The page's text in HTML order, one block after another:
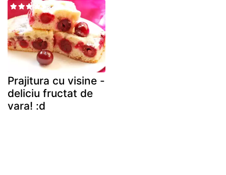
Prajitura cu visine -
deliciu fructat de
vara! :d